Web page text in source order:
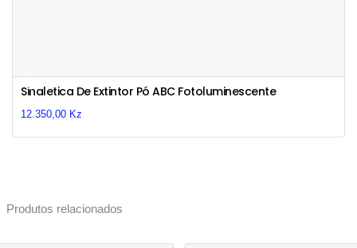
Sinaletica De Extintor Pó ABC Fotoluminescente
12.350,00 Kz
Previous
Produtos relacionados